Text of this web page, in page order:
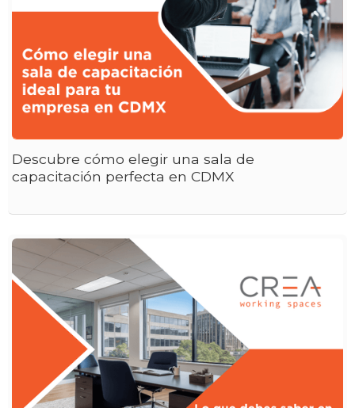
Descubre cómo elegir una sala de
capacitación perfecta en CDMX